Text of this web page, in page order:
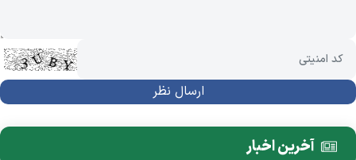
آخرین اخبار